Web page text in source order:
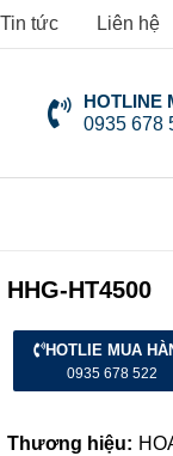
Tin tức Liên hệ
HOTLINE
0935 678
HHG-HT4500
HOTLIE MUA
0935 678 522
Thương hiệu: